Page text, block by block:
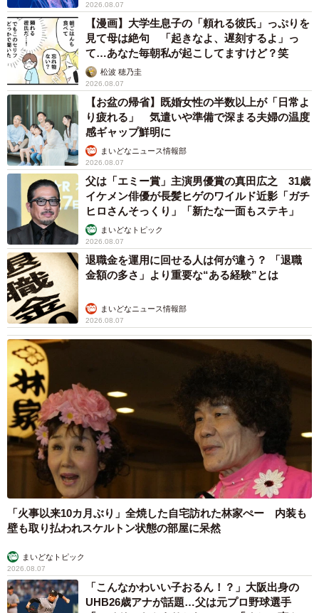
2026.08.07
【漫画】大学生息子の「頼れる彼氏」っぷりを
見て母は絶句 「起きなよ、遅刻するよ」っ
て…あなた毎朝私が起こしてますけど？笑
松波 穂乃圭
2026.08.07
【お盆の帰省】既婚女性の半数以上が「日常よ
り疲れる」 気遣いや準備で深まる夫婦の温度
感ギャップ鮮明に
まいどなニュース情報部
2026.08.07
父は「エミー賞」主演男優賞の真田広之 31歳
イケメン俳優が長髪ヒゲのワイルド近影「ガチ
ヒロさんそっくり」「新たな一面もステキ」
まいどなトピック
2026.08.07
退職金を運用に回せる人は何が違う？ 「退職
金額の多さ」より重要な“ある経験”とは
まいどなニュース情報部
2026.08.07
「火事以来10カ月ぶり」全焼した自宅訪れた林家ぺー 内装も
壁も取り払われスケルトン状態の部屋に呆然
まいどなトピック
2026.08.07
「こんなかわいい子おるん！？」大阪出身の
UHB26歳アナが話題…父は元プロ野球選手